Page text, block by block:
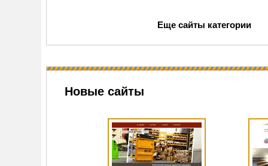
Новые сайты
Еще сайты категории